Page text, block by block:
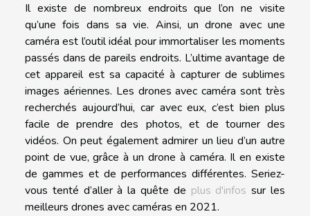
Il existe de nombreux endroits que l’on ne visite
qu’une fois dans sa vie. Ainsi, un drone avec une
caméra est l’outil idéal pour immortaliser les moments
passés dans de pareils endroits. L’ultime avantage de
cet appareil est sa capacité à capturer de sublimes
images aériennes. Les drones avec caméra sont très
recherchés aujourd’hui, car avec eux, c’est bien plus
facile de prendre des photos, et de tourner des
vidéos. On peut également admirer un lieu d’un autre
point de vue, grâce à un drone à caméra. Il en existe
de gammes et de performances différentes. Seriez-
vous tenté d’aller à la quête de plus d'infos sur les
meilleurs drones avec caméras en 2021.